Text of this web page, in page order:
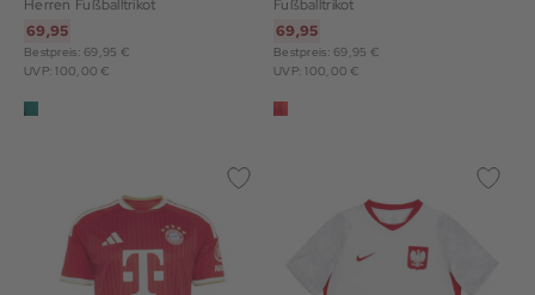
Herren Fußballtrikot
69,95
Bestpreis: 69,95 €
UVP: 100,00 €
Fußballtrikot
69,95
Bestpreis: 69,95 €
UVP: 100,00 €